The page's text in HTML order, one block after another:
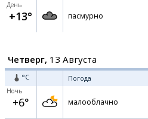
День
+13° пасмурно
Четверг, 13 Августа
°C Погода
Ночь
+6° малооблачно